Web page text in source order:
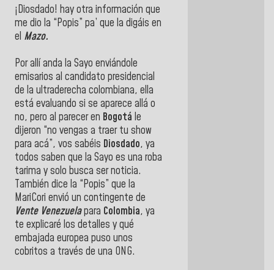
¡Diosdado! hay otra información que
me dio la “Popis” pa’ que la digáis en
el Mazo.
Por allí anda la Sayo enviándole
emisarios al candidato presidencial
de la ultraderecha colombiana, ella
está evaluando si se aparece allá o
no, pero al parecer en Bogotá le
dijeron “no vengas a traer tu show
para acá”, vos sabéis Diosdado, ya
todos saben que la Sayo es una roba
tarima y solo busca ser noticia.
También dice la “Popis” que la
MariCori envió un contingente de
Vente Venezuelapara Colombia, ya
te explicaré los detalles y qué
embajada europea puso unos
cobritos a través de una ONG.